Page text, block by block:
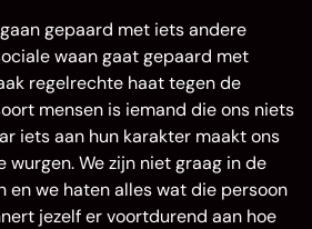
gepaard met iets andere
waan gaat gepaard met
regelrechte haat tegen de
mensen is iemand die ons niets
iets aan hun karakter maakt ons
wurgen. We zijn niet graag in de
en we haten alles wat die persoon
jezelf er voortdurend aan hoe